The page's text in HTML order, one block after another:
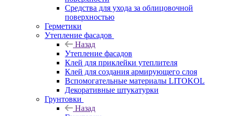
Средства для ухода за облицовочной
поверхностью
Герметики
Утепление фасадов
Назад
Утепление фасадов
Клей для приклейки утеплителя
Клей для создания армирующего слоя
Вспомогательные материалы LITOKOL
Декоративные штукатурки
Грунтовки
Назад